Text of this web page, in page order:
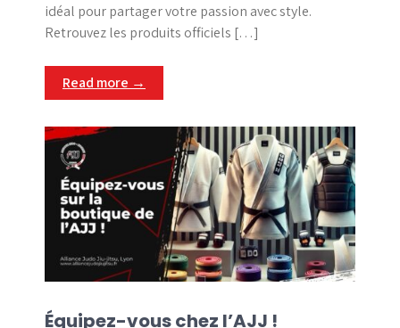
idéal pour partager votre passion avec style.
Retrouvez les produits officiels […]
Read more →
Équipez-vous chez l’AJJ !